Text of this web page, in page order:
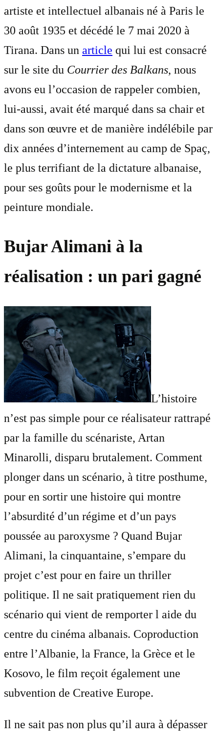
artiste et intellectuel albanais né à Paris le
30 août 1935 et décédé le 7 mai 2020 à
Tirana. Dans un article qui lui est consacré
sur le site du Courrier des Balkans, nous
avons eu l’occasion de rappeler combien,
lui-aussi, avait été marqué dans sa chair et
dans son œuvre et de manière indélébile par
dix années d’internement au camp de Spaç,
le plus terrifiant de la dictature albanaise,
pour ses goûts pour le modernisme et la
peinture mondiale.
Bujar Alimani à la
réalisation : un pari gagné
L’histoire
n’est pas simple pour ce réalisateur rattrapé
par la famille du scénariste, Artan
Minarolli, disparu brutalement. Comment
plonger dans un scénario, à titre posthume,
pour en sortir une histoire qui montre
l’absurdité d’un régime et d’un pays
poussée au paroxysme ? Quand Bujar
Alimani, la cinquantaine, s’empare du
projet c’est pour en faire un thriller
politique. Il ne sait pratiquement rien du
scénario qui vient de remporter l aide du
centre du cinéma albanais. Coproduction
entre l’Albanie, la France, la Grèce et le
Kosovo, le film reçoit également une
subvention de Creative Europe.
Il ne sait pas non plus qu’il aura à dépasser